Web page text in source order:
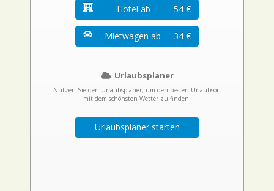
Hotel ab 54 €
Mietwagen ab 34 €
Urlaubsplaner
Nutzen Sie den Urlaubsplaner, um den besten Urlaubsort
mit dem schönsten Wetter zu finden.
Urlaubsplaner starten